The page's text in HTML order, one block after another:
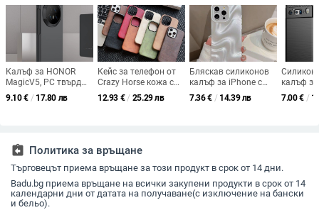
Калъф за HONOR
MagicV5, PC твърд
корпус, матов
финиш,
формован
9.10€ / 17.80 лв
Кейс за телефон от
Crazy Horse кожа с
магнит за iPhone
12/12 Pro/12 Pro
Max
12.93 € / 25.29 лв
Бляскав силиконов
калъф за iPhone с
водни вълни –
защита от изпускане
7.36€ / 14.39 лв
калъф
6 и Pixel
7.00€ /
assignment_return Политика за връщане
Търговецът приема връщане за този продукт в срок от 14 дни.
Badu.bg приема връщане на всички закупени продукти в срок от 14
календарни дни от датата на получаване(с изключение на бански
и бельо).